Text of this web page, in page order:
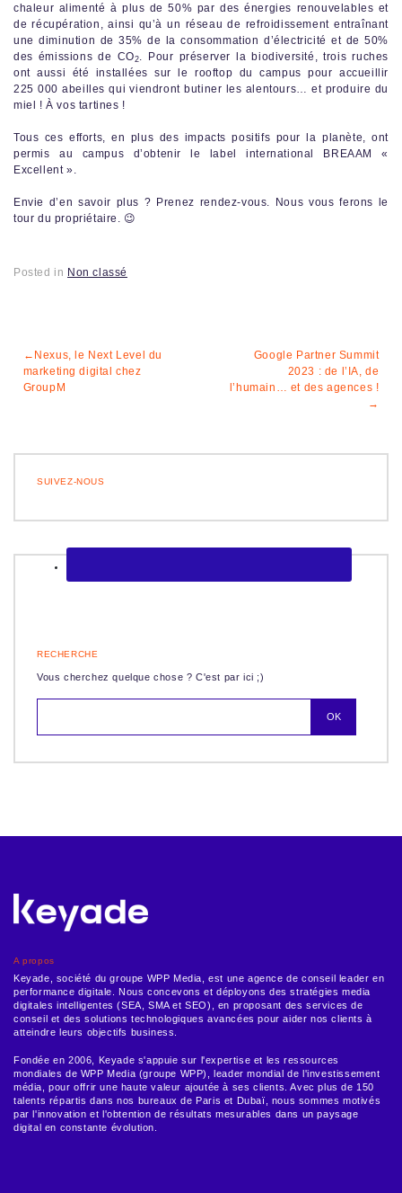
chaleur alimenté à plus de 50% par des énergies renouvelables et
de récupération, ainsi qu’à un réseau de refroidissement entraînant
une diminution de 35% de la consommation d’électricité et de 50%
des émissions de CO2. Pour préserver la biodiversité, trois ruches
ont aussi été installées sur le rooftop du campus pour accueillir
225 000 abeilles qui viendront butiner les alentours… et produire du
miel ! À vos tartines !
Tous ces efforts, en plus des impacts positifs pour la planète, ont
permis au campus d’obtenir le label international BREAAM «
Excellent ».
Envie d’en savoir plus ? Prenez rendez-vous. Nous vous ferons le
tour du propriétaire. 😉
Posted in Non classé
Navigation
de
Nexus, le Next Level du
marketing digital chez
GroupM
Google Partner Summit
2023 : de l’IA, de
l’humain… et des agences !
SUIVEZ-NOUS
RECHERCHE
Vous cherchez quelque chose ? C'est par ici ;)
A propos
Keyade, société du groupe WPP Media, est une agence de conseil leader en
performance digitale. Nous concevons et déployons des stratégies media
digitales intelligentes (SEA, SMA et SEO), en proposant des services de
conseil et des solutions technologiques avancées pour aider nos clients à
atteindre leurs objectifs business.
Fondée en 2006, Keyade s'appuie sur l'expertise et les ressources
mondiales de WPP Media (groupe WPP), leader mondial de l'investissement
média, pour offrir une haute valeur ajoutée à ses clients. Avec plus de 150
talents répartis dans nos bureaux de Paris et Dubaï, nous sommes motivés
par l'innovation et l'obtention de résultats mesurables dans un paysage
digital en constante évolution.